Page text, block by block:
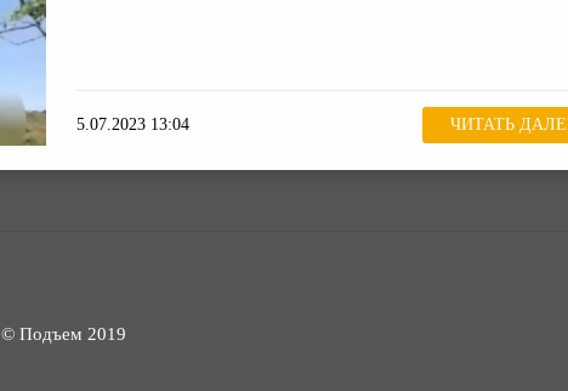
5.07.2023 13:04 ЧИТАТЬ
© Подъем 2019